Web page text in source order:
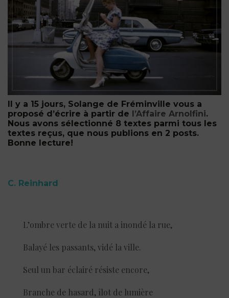
Il y a 15 jours, Solange de Fréminville vous a
proposé d’écrire à partir de l’Affaire Arnolfini.
Nous avons sélectionné 8 textes parmi tous les
textes reçus, que nous publions en 2 posts.
Bonne lecture!
C. Reinhard
L’ombre verte de la nuit a inondé la rue,
Balayé les passants, vidé la ville.
Seul un bar éclairé résiste encore,
Branche de hasard, îlot de lumière